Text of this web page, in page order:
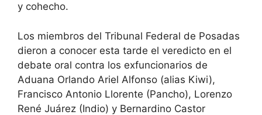
y cohecho.
Los miembros del Tribunal Federal de Posadas
dieron a conocer esta tarde el veredicto en el
debate oral contra los exfuncionarios de
Aduana Orlando Ariel Alfonso (alias Kiwi),
Francisco Antonio Llorente (Pancho), Lorenzo
René Juárez (Indio) y Bernardino Castor